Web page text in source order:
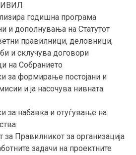
годишна програма
и дополнувања на Статутот
правилници, деловници,
и склучува договори
на Собранието
за формирање постојани и
и ја насочува нивната
за набавка и отуѓување на
за Правилникот за организација
задачи на проектните